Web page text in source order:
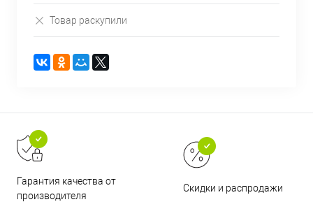
Товар раскупили
Гарантия качества от
производителя
Скидки и распродажи